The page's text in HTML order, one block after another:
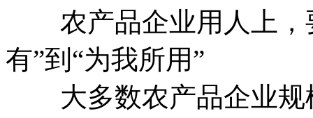
农产品企业用人上，
有”到“为我所用”
大多数农产品企业规